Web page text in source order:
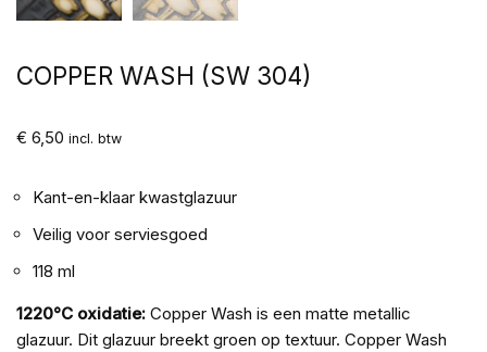
COPPER WASH (SW 304)
€ 6,50 incl. btw
Kant-en-klaar kwastglazuur
Veilig voor serviesgoed
118 ml
1220°C oxidatie: Copper Wash is een matte metallic
glazuur. Dit glazuur breekt groen op textuur. Copper Wash